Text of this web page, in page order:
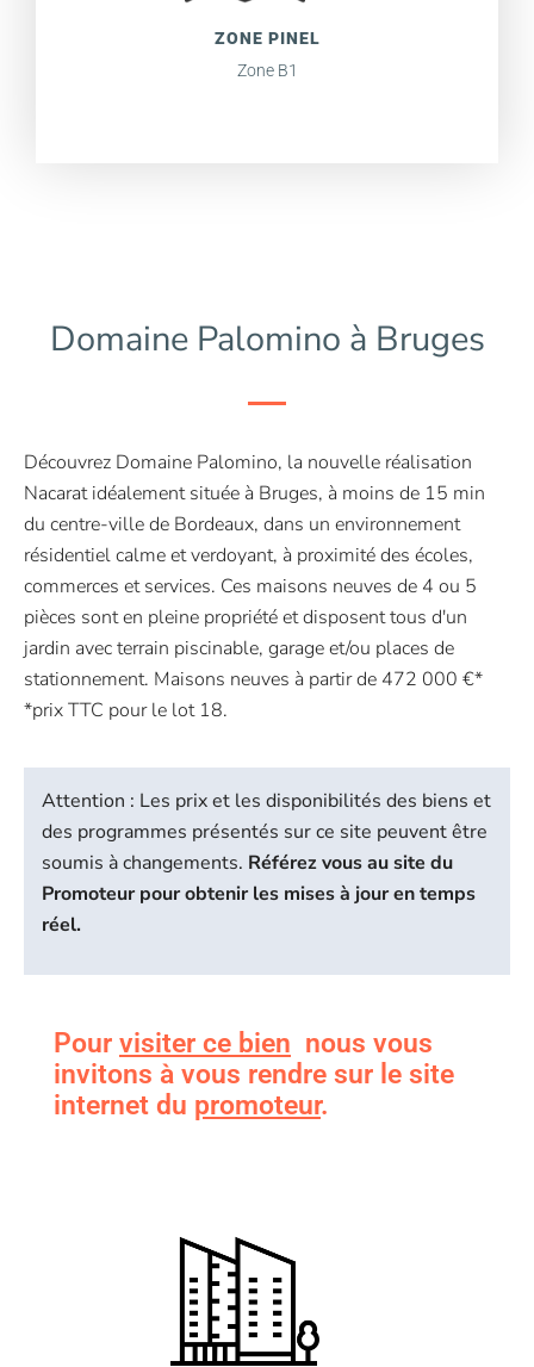
ZONE PINEL
Zone B1
Domaine Palomino à Bruges
Découvrez Domaine Palomino, la nouvelle réalisation
Nacarat idéalement située à Bruges, à moins de 15 min
du centre-ville de Bordeaux, dans un environnement
résidentiel calme et verdoyant, à proximité des écoles,
commerces et services. Ces maisons neuves de 4 ou 5
pièces sont en pleine propriété et disposent tous d'un
jardin avec terrain piscinable, garage et/ou places de
stationnement. Maisons neuves à partir de 472 000 €*
*prix TTC pour le lot 18.
Attention : Les prix et les disponibilités des biens et
des programmes présentés sur ce site peuvent être
soumis à changements. Référez vous au site du
Promoteur pour obtenir les mises à jour en temps
réel.
Pour visiter ce bien nous vous
invitons à vous rendre sur le site
internet du promoteur.